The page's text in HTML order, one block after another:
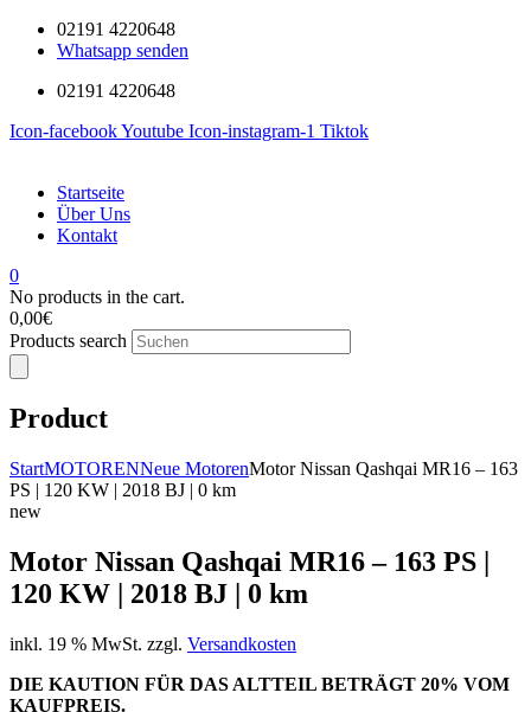
02191 4220648
Whatsapp senden
02191 4220648
Icon-facebookYoutube Icon-instagram-1 Tiktok
Startseite
Über Uns
Kontakt
0
No products in the cart.
0,00€
Products search
Product
StartMOTORENNeue MotorenMotor Nissan Qashqai MR16 – 163
PS | 120 KW | 2018 BJ | 0 km
new
Motor Nissan Qashqai MR16 – 163 PS |
120 KW | 2018 BJ | 0 km
inkl. 19 % MwSt. zzgl. Versandkosten
DIE KAUTION FÜR DAS ALTTEIL BETRÄGT 20% VOM
KAUFPREIS.